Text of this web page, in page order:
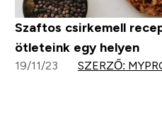
Szaftos csirkemell
ötleteink egy helyen
19/11/23 SZERZŐ: